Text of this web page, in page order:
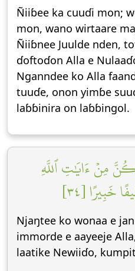
Ñiiɓee ka cuuɗi mon;
mon, wano wirtaare
Ñiiɓnee Juulde nden,
ɗoftoɗon Alla e
Nganndee ko Alla
tuuɗe, onon yimɓe
laɓɓinira on laɓɓingol.
مِنۡ ءَايَٰتِ ٱللَّهِ
خَبِيرًا [٣٤]
Njaŋtee ko wonaa e
immorde e aayeeje
laatike Newiiɗo,